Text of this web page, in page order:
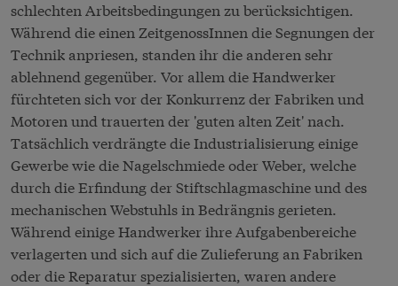
schlechten Arbeitsbedingungen zu berücksichtigen.
Während die einen ZeitgenossInnen die Segnungen der
Technik anpriesen, standen ihr die anderen sehr
ablehnend gegenüber. Vor allem die Handwerker
fürchteten sich vor der Konkurrenz der Fabriken und
Motoren und trauerten der 'guten alten Zeit' nach.
Tatsächlich verdrängte die Industrialisierung einige
Gewerbe wie die Nagelschmiede oder Weber, welche
durch die Erfindung der Stiftschlagmaschine und des
mechanischen Webstuhls in Bedrängnis gerieten.
Während einige Handwerker ihre Aufgabenbereiche
verlagerten und sich auf die Zulieferung an Fabriken
oder die Reparatur spezialisierten, waren andere